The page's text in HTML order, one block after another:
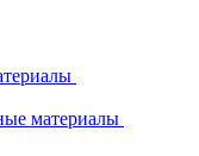
материалы